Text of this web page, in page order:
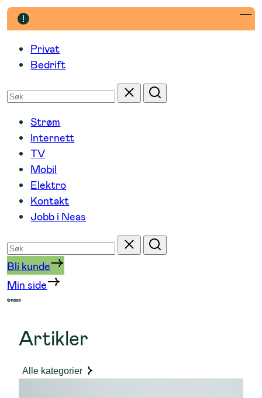
Hopp
til
innholdPrivat
Bedrift
Søk
etter
Tilbakestill
Søk
Strøm
Internett
TV
Mobil
Elektro
Kontakt
Jobb i Neas
Søk
etter
Tilbakestill
Søk
Bli kunde
Min side
Artikler
Alle kategorier